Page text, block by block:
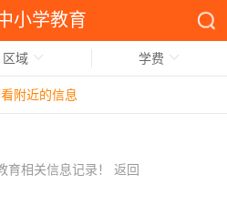
小学教育
区域 学费
附近的信息
育相关信息记录！ 返回